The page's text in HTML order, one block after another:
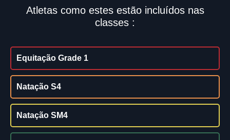
Atletas como estes estão incluídos nas
classes :
Equitação Grade 1
Natação S4
Natação SM4